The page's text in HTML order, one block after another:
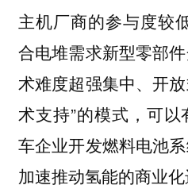
主机厂商的参与度较
合电堆需求新型零部
术难度超强集中、开
术支持”的模式，可
车企业开发燃料电池
加速推动氢能的商业化